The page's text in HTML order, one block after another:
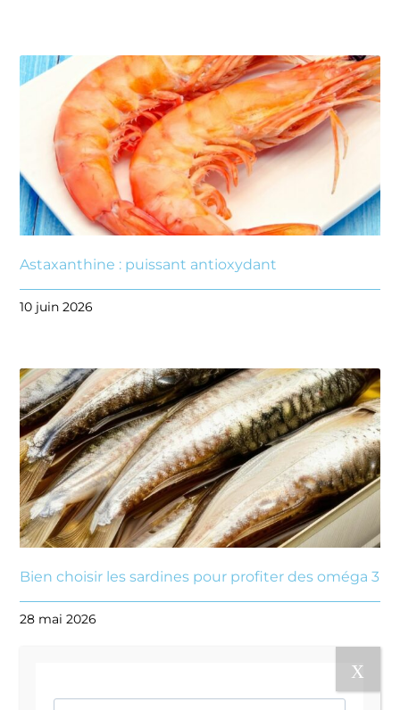
Astaxanthine : puissant antioxydant
10 juin 2026
Bien choisir les sardines pour profiter des oméga 3
28 mai 2026